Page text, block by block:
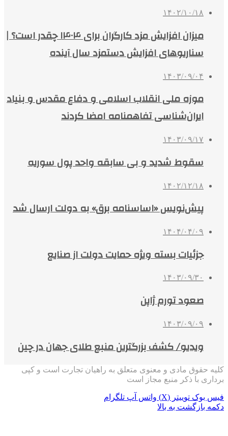
۱۴۰۲/۱۰/۱۸
میزان افزایش مزد کارگران برای ۱۴۰۴ چقدر است؟ |
سناریوهای افزایش دستمزد سال آینده
۱۴۰۳/۰۹/۰۴
موزه ملی انقلاب اسلامی و دفاع مقدس و بنیاد
ایران‌شناسی تفاهمنامه امضا کردند
۱۴۰۳/۰۹/۱۷
سقوط شدید و بی سابقه واحد پول سوریه
۱۴۰۲/۱۲/۱۸
پیش‌نویس «اساسنامه برق» به دولت ارسال شد
۱۴۰۴/۰۴/۰۹
جزئیات بسته ویژه حمایت دولت از صنایع
۱۴۰۳/۰۹/۳۰
صعود تورم ژاپن
۱۴۰۳/۰۹/۰۹
ویدیو/ کشف بزرگترین منبع طلای جهان در چین
کلیه حقوق مادی و معنوی متعلق به راهیان تجارت است و کپی
برداری با ذکر منبع مجاز است
فیس بوک توییتر (X) واتس آپ تلگرام
دکمه بازگشت به بالا